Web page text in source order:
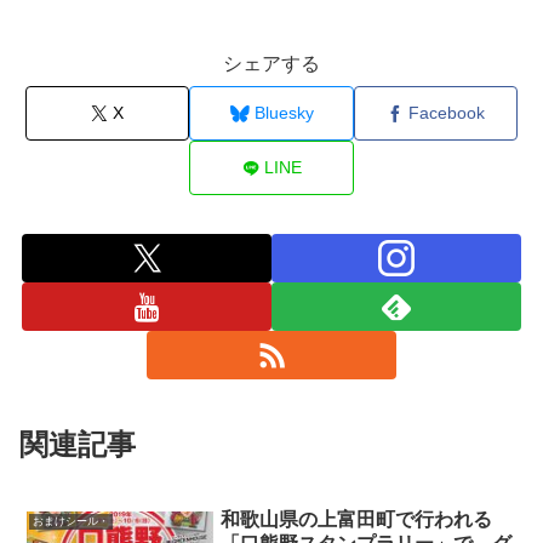
シェアする
X Bluesky Facebook
LINE
関連記事
おまけシール・
和歌山県の上富田町で行われる